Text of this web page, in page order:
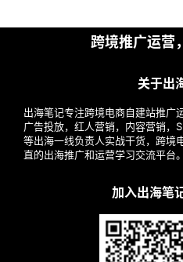
跨境推广运营
关于出
出海笔记专注跨境电商自建站推广
广告投放，红人营销，内容营销，
等出海一线负责人实战干货，跨境
直的出海推广和运营学习交流平台。
加入出海笔